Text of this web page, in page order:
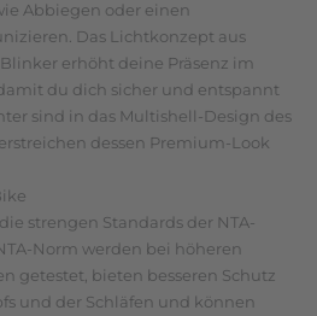
Abbiegen oder einen
Das Lichtkonzept aus
erhöht deine Präsenz im
du dich sicher und entspannt
sind in das Multishell-Design des
dessen Premium-Look
strengen Standards der NTA-
Norm werden bei höheren
getestet, bieten besseren Schutz
und der Schläfen und können